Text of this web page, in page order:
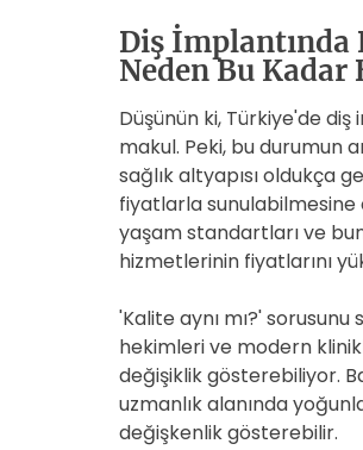
Diş İmplantında
Neden Bu Kadar
Düşünün ki, Türkiye'de
makul. Peki, bu durumun
sağlık altyapısı oldukça
fiyatlarla sunulabilmesine
yaşam standartları ve
hizmetlerinin fiyatlarını
'Kalite aynı mı?'
hekimleri ve modern
değişiklik gösterebiliyor.
uzmanlık alanında
değişkenlik gösterebilir.